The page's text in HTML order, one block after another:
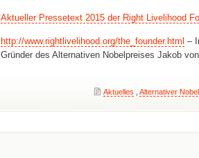
Aktueller Pressetext 2015 der Right Livelihood
http://www.rightlivelihood.org/the_founder.html –
Gründer des Alternativen Nobelpreises Jakob
Aktuelles, Alternativer